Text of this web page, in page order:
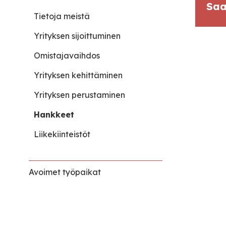
Tietoja meistä
Yrityksen sijoittuminen
Omistajavaihdos
Yrityksen kehittäminen
Yrityksen perustaminen
Hankkeet
Liikekiinteistöt
Avoimet työpaikat